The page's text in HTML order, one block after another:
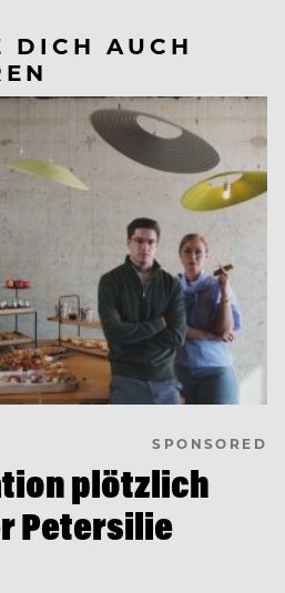
DICH AUCH
SPONSORED
plötzlich
Petersilie